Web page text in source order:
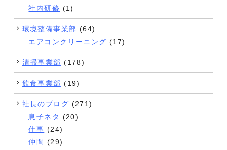
社内研修 (1)
環境整備事業部 (64)
エアコンクリーニング (17)
清掃事業部 (178)
飲食事業部 (19)
社長のブログ (271)
息子ネタ (20)
仕事 (24)
仲間 (29)